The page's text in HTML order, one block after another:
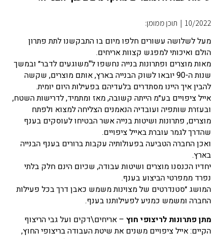
10/2022
| תוכן ממומן:
מעל לשלושה עשורים חלפו מיום בו התבקשנו לתת פתרון
הולם ואיכותי למפגש קצוות אריחים.
מאות מוצרים ופתרונות בנייה נחשפו ל"משוגעים לדבר״ ובמשך
שנות ה-90 יובאו לשוק הבנייה בארץ, אותם מוצרים, שקשה
להבין איך היינו מסתדרים בלעדיהם בפעילות היום יומית.
אייל ציפויים בע״מ הייתה קשובה, מאז ומתמיד, לדרישות השטח,
ובעזרת שותפיה ועובדיה הנאמנים הצליחה למצוא ולפתח
מוצרים, פתרונות ושיטות בנייה אשר הבטיחו לעוסקים בענף
שהדרך לגמר עוברת באייל ציפויים.
ואכן החברה הטביעה בפעולותיה עקבות ברורים בענף הבנייה
בארץ.
יחדיו הכנסנו מוצרים ושיטות עבודה, שכיום הינם חלק בלתי
נפרד ממפרטי הביצוע בענף.
המושג ״סטנדרטים של מצוינות משמש כאבן דרך בכל פעילות
החברה ומשמש כמניע לפעילותנו בענף.
מתן פתרונות לריצופי חוץ – אריחים\דקים ועל גבי הריצוף
הקיים: אייל ציפויים משנים את שיטת העבודה בריצופי החוץ,